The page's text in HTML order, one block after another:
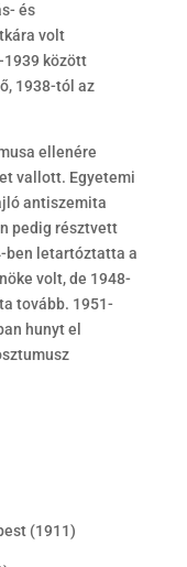
és
volt
között
1938-tól az
ellenére
vallott. Egyetemi
antiszemita
pedig résztvett
ben letartóztatta a
volt, de 1948-
tovább. 1951-
hunyt el
(1911)